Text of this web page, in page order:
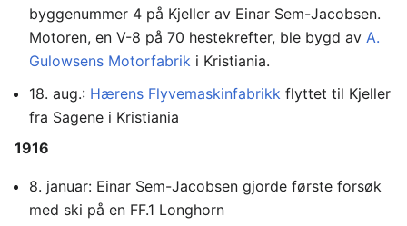
byggenummer 4 på Kjeller av Einar Sem-Jacobsen.
Motoren, en V-8 på 70 hestekrefter, ble bygd av A.
Gulowsens Motorfabrik i Kristiania.
18. aug.: Hærens Flyvemaskinfabrikk flyttet til Kjeller
fra Sagene i Kristiania
1916
8. januar: Einar Sem-Jacobsen gjorde første forsøk
med ski på en FF.1 Longhorn